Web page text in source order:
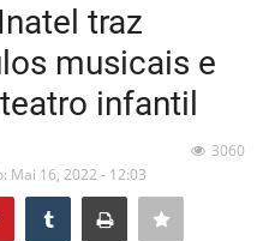
traz
musicais e
infantil
Mai 16, 2022 - 12:03
3060